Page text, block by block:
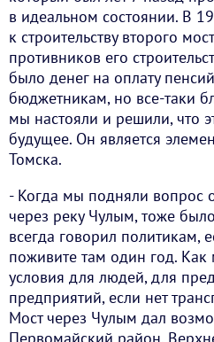
в идеальном состоянии. В
к строительству второго
противников его
было денег на оплату
бюджетникам, но все-таки
мы настояли и решили, что
будущее. Он является
Томска.
- Когда мы подняли вопрос
через реку Чулым, тоже
всегда говорил политикам,
поживите там один год.
условия для людей, для
предприятий, если нет
Мост через Чулым дал